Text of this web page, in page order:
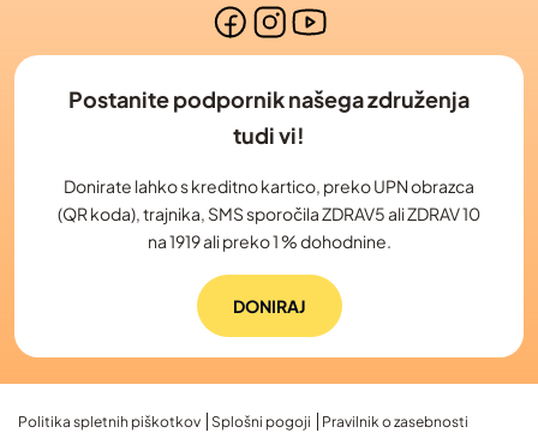
Postanite podpornik našega združenja
tudi vi!
Donirate lahko s kreditno kartico, preko UPN obrazca
(QR koda), trajnika, SMS sporočila ZDRAV5 ali ZDRAV 10
na 1919 ali preko 1 % dohodnine.
DONIRAJ
Politika spletnih piškotkov Splošni pogoji Pravilnik o zasebnosti